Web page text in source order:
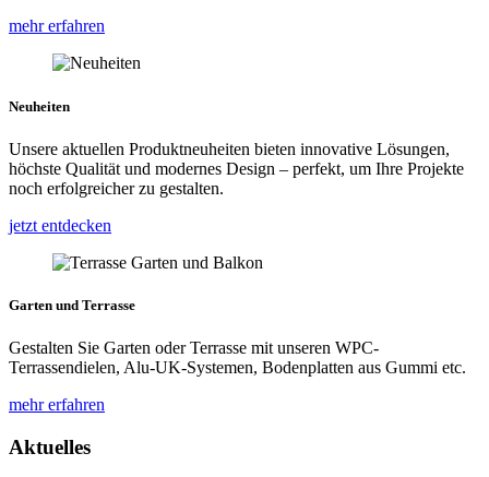
mehr erfahren
Neuheiten
Unsere aktuellen Produktneuheiten bieten innovative Lösungen,
höchste Qualität und modernes Design – perfekt, um Ihre Projekte
noch erfolgreicher zu gestalten.
jetzt entdecken
Garten und Terrasse
Gestalten Sie Garten oder Terrasse mit unseren WPC-
Terrassendielen, Alu-UK-Systemen, Bodenplatten aus Gummi etc.
mehr erfahren
Aktuelles